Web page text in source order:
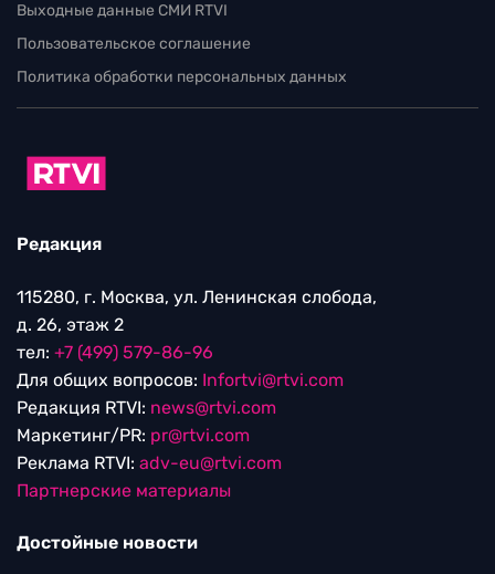
Выходные данные СМИ RTVI
Пользовательское соглашение
Политика обработки персональных данных
Редакция
115280, г. Москва, ул. Ленинская слобода,
д. 26, этаж 2
тел: +7 (499) 579-86-96
Для общих вопросов: Infortvi@rtvi.com
Редакция RTVI: news@rtvi.com
Маркетинг/PR: pr@rtvi.com
Реклама RTVI: adv-eu@rtvi.com
Партнерские материалы
Достойные новости